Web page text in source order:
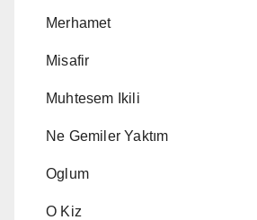
Merhamet
Misafir
Muhtesem Ikili
Ne Gemiler Yaktım
Oglum
O Kiz